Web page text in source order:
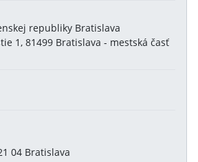
republiky Bratislava
1, 81499 Bratislava - mestská časť
04 Bratislava